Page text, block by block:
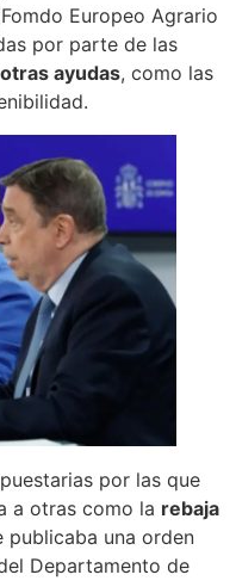
Europeo Agrario
por parte de las
ayudas, como las
por las que
a otras como la rebaja
publicaba una orden
Departamento de